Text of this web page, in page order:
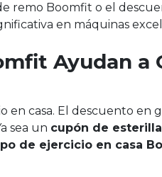
remo Boomfit o el
en máquinas
Ayudan a
casa. El descuento en
sea un cupón de
de ejercicio en casa